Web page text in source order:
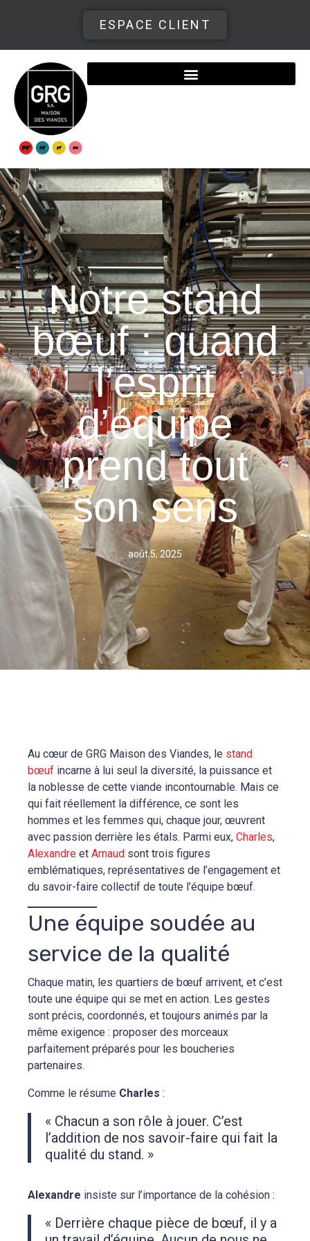
ESPACE CLIENT
Notre stand
bœuf : quand
l’esprit
d’équipe
prend tout
son sens
août 5, 2025
Au cœur de GRG Maison des Viandes, le stand
bœuf incarne à lui seul la diversité, la puissance et
la noblesse de cette viande incontournable. Mais ce
qui fait réellement la différence, ce sont les
hommes et les femmes qui, chaque jour, œuvrent
avec passion derrière les étals. Parmi eux, Charles,
Alexandre et Arnaud sont trois figures
emblématiques, représentatives de l’engagement et
du savoir-faire collectif de toute l’équipe bœuf.
Une équipe soudée au
service de la qualité
Chaque matin, les quartiers de bœuf arrivent, et c’est
toute une équipe qui se met en action. Les gestes
sont précis, coordonnés, et toujours animés par la
même exigence : proposer des morceaux
parfaitement préparés pour les boucheries
partenaires.
Comme le résume Charles :
« Chacun a son rôle à jouer. C’est
l’addition de nos savoir-faire qui fait la
qualité du stand. »
Alexandre insiste sur l’importance de la cohésion :
« Derrière chaque pièce de bœuf, il y a